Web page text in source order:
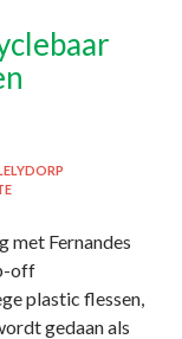
met Fernandes
off
plastic flessen,
gedaan als